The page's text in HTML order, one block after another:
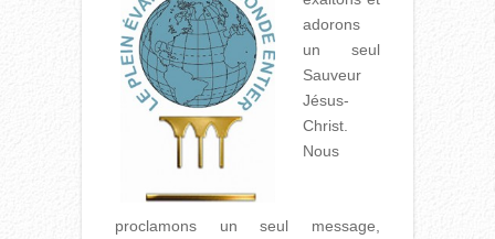
adorons
un seul
Sauveur
Jésus-
Christ.
Nous
proclamons un seul message,